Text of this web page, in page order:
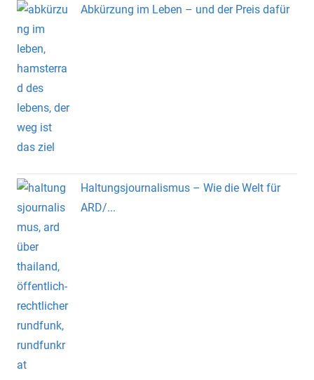
Abkürzung im Leben – und der Preis dafür
Haltungsjournalismus – Wie die Welt für
ARD/...